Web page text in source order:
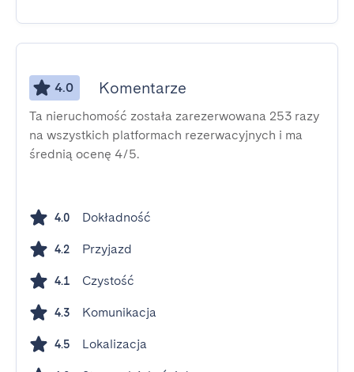
4.0 Komentarze
Ta nieruchomość została zarezerwowana 253 razy
na wszystkich platformach rezerwacyjnych i ma
średnią ocenę 4/5.
4.0 Dokładność
4.2 Przyjazd
4.1 Czystość
4.3 Komunikacja
4.5 Lokalizacja